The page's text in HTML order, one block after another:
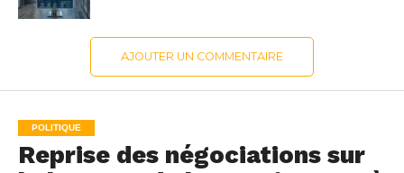
AJOUTER UN COMMENTAIRE
POLITIQUE
Reprise des négociations sur